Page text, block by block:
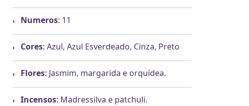
Numeros: 11
Cores: Azul, Azul Esverdeado, Cinza, Preto
Flores: Jasmim, margarida e orquídea.
Incensos: Madressilva e patchuli.